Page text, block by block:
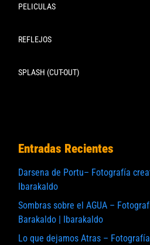
PELICULAS
REFLEJOS
SPLASH (CUT-OUT)
Entradas Recientes
Darsena de Portu– Fotografía
Ibarakaldo
Sombras sobre el AGUA –
Barakaldo | Ibarakaldo
Lo que dejamos Atras –